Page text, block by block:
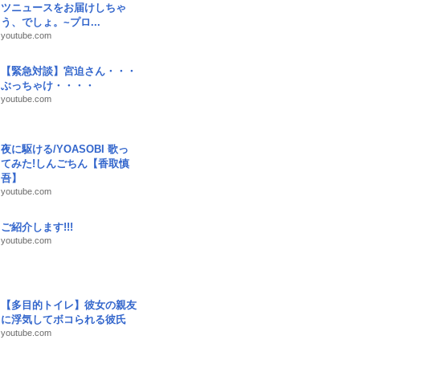
ツニュースをお届けしちゃ
う、でしょ。~プロ...
youtube.com
【緊急対談】宮迫さん・・・
ぶっちゃけ・・・・
youtube.com
夜に駆ける/YOASOBI 歌っ
てみた!しんごちん【香取慎
吾】
youtube.com
ご紹介します!!!
youtube.com
【多目的トイレ】彼女の親友
に浮気してボコられる彼氏
youtube.com